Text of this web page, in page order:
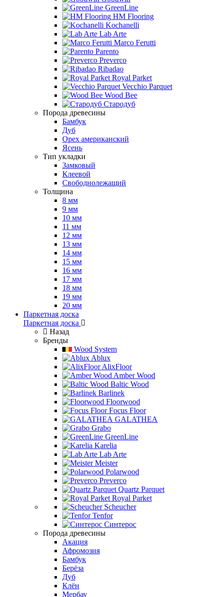
GreenLine
HM Flooring
Kochanelli
Lab Arte
Marco Ferutti
Parento
Preverco
Ribadao
Royal Parket
Vecchio Parquet
Wood Bee
Стародуб
Порода древесины
Бамбук
Дуб
Орех американский
Ясень
Тип укладки
Замковый
Клеевой
Свободнолежащий
Толщина
8 мм
9 мм
10 мм
11 мм
12 мм
13 мм
14 мм
15 мм
16 мм
17 мм
18 мм
19 мм
20 мм
Паркетная доска
Паркетная доска
Назад
Бренды
Wood System
Ablux
AlixFloor
Amber Wood
Baltic Wood
Barlinek
Floorwood
Focus Floor
GALATHEA
Grabo
GreenLine
Karelia
Lab Arte
Meister
Polarwood
Preverco
Quartz Parquet
Royal Parket
Scheucher
Tenfor
Синтерос
Порода древесины
Акация
Афромозия
Бамбук
Берёза
Дуб
Клён
Мербау